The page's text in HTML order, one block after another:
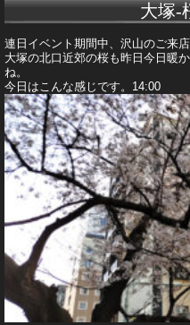
大塚-
連日イベント期間中、沢山のご来
大塚の北口近郊の桜も昨日今日暖
ね。
今日はこんな感じです。14:00